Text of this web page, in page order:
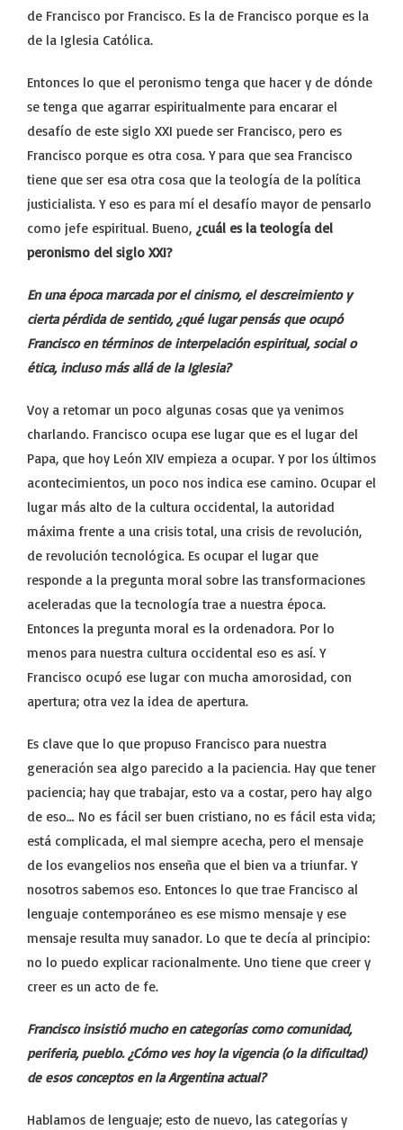
de Francisco por Francisco. Es la de Francisco porque es la
de la Iglesia Católica.
Entonces lo que el peronismo tenga que hacer y de dónde
se tenga que agarrar espiritualmente para encarar el
desafío de este siglo XXI puede ser Francisco, pero es
Francisco porque es otra cosa. Y para que sea Francisco
tiene que ser esa otra cosa que la teología de la política
justicialista. Y eso es para mí el desafío mayor de pensarlo
como jefe espiritual. Bueno, ¿cuál es la teología del
peronismo del siglo XXI?
En una época marcada por el cinismo, el descreimiento y
cierta pérdida de sentido, ¿qué lugar pensás que ocupó
Francisco en términos de interpelación espiritual, social o
ética, incluso más allá de la Iglesia?
Voy a retomar un poco algunas cosas que ya venimos
charlando. Francisco ocupa ese lugar que es el lugar del
Papa, que hoy León XIV empieza a ocupar. Y por los últimos
acontecimientos, un poco nos indica ese camino. Ocupar el
lugar más alto de la cultura occidental, la autoridad
máxima frente a una crisis total, una crisis de revolución,
de revolución tecnológica. Es ocupar el lugar que
responde a la pregunta moral sobre las transformaciones
aceleradas que la tecnología trae a nuestra época.
Entonces la pregunta moral es la ordenadora. Por lo
menos para nuestra cultura occidental eso es así. Y
Francisco ocupó ese lugar con mucha amorosidad, con
apertura; otra vez la idea de apertura.
Es clave que lo que propuso Francisco para nuestra
generación sea algo parecido a la paciencia. Hay que tener
paciencia; hay que trabajar, esto va a costar, pero hay algo
de eso… No es fácil ser buen cristiano, no es fácil esta vida;
está complicada, el mal siempre acecha, pero el mensaje
de los evangelios nos enseña que el bien va a triunfar. Y
nosotros sabemos eso. Entonces lo que trae Francisco al
lenguaje contemporáneo es ese mismo mensaje y ese
mensaje resulta muy sanador. Lo que te decía al principio:
no lo puedo explicar racionalmente. Uno tiene que creer y
creer es un acto de fe.
Francisco insistió mucho en categorías como comunidad,
periferia, pueblo. ¿Cómo ves hoy la vigencia (o la dificultad)
de esos conceptos en la Argentina actual?
Hablamos de lenguaje; esto de nuevo, las categorías y